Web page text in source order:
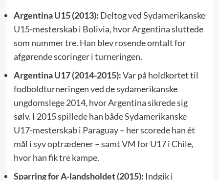
Argentina U15 (2013): Deltog ved Sydamerikanske
U15-mesterskab i Bolivia, hvor Argentina sluttede
som nummer tre. Han blev rosende omtalt for
afgørende scoringer i turneringen.
Argentina U17 (2014-2015):Var på holdkortet til
fodboldturneringen ved de sydamerikanske
ungdomslege 2014, hvor Argentina sikrede sig
sølv. I 2015 spillede han både Sydamerikanske
U17-mesterskab i Paraguay – her scorede han ét
mål i syv optrædener – samt VM for U17 i Chile,
hvor han fik tre kampe.
Sparring for A-landsholdet (2015): Indgik i